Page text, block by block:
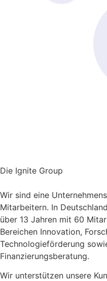
Die Ignite Group
Wir sind eine
Mitarbeitern. In
über 13 Jahren mit 60
Bereichen Innovation,
Technologieförderung
Finanzierungsberatung.
Wir unterstützen unsere